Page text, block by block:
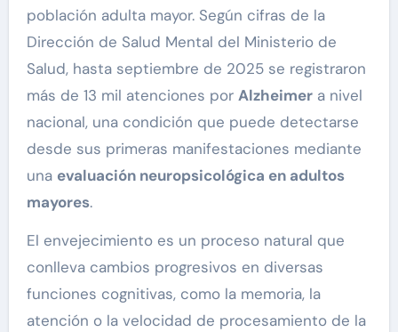
población adulta mayor. Según cifras de la
Dirección de Salud Mental del Ministerio de
Salud, hasta septiembre de 2025 se registraron
más de 13 mil atenciones por Alzheimera nivel
nacional, una condición que puede detectarse
desde sus primeras manifestaciones mediante
una evaluación neuropsicológica en adultos
mayores.
El envejecimiento es un proceso natural que
conlleva cambios progresivos en diversas
funciones cognitivas, como la memoria, la
atención o la velocidad de procesamiento de la